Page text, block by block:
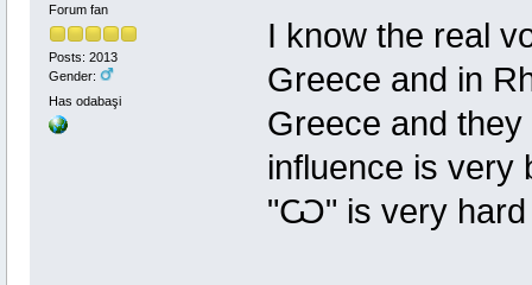
Forum fan
Posts: 2013
Gender:
Has odabaşi
I know the real
Greece and in
Greece and
influence is very
"Ѡ" is very hard